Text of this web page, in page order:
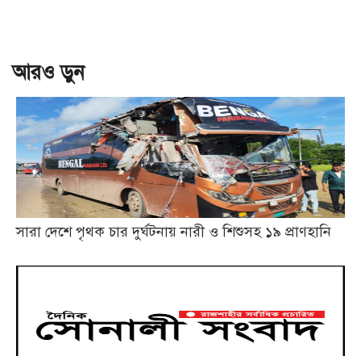
আরও ড়ুন
সারা দেশে পৃথক চার দুর্ঘটনায় নারী ও শিশুসহ ১৯ প্রাণহানি